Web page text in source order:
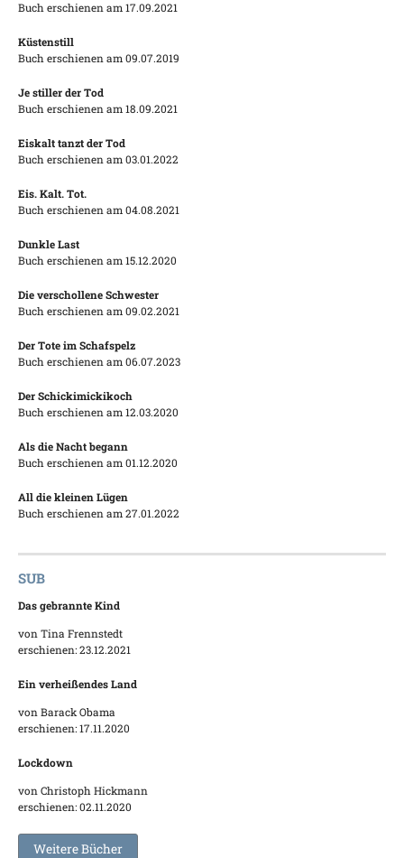
Buch erschienen am 17.09.2021
Küstenstill
Buch erschienen am 09.07.2019
Je stiller der Tod
Buch erschienen am 18.09.2021
Eiskalt tanzt der Tod
Buch erschienen am 03.01.2022
Eis. Kalt. Tot.
Buch erschienen am 04.08.2021
Dunkle Last
Buch erschienen am 15.12.2020
Die verschollene Schwester
Buch erschienen am 09.02.2021
Der Tote im Schafspelz
Buch erschienen am 06.07.2023
Der Schickimickikoch
Buch erschienen am 12.03.2020
Als die Nacht begann
Buch erschienen am 01.12.2020
All die kleinen Lügen
Buch erschienen am 27.01.2022
SUB
Das gebrannte Kind
von Tina Frennstedt
erschienen: 23.12.2021
Ein verheißendes Land
von Barack Obama
erschienen: 17.11.2020
Lockdown
von Christoph Hickmann
erschienen: 02.11.2020
Weitere Bücher